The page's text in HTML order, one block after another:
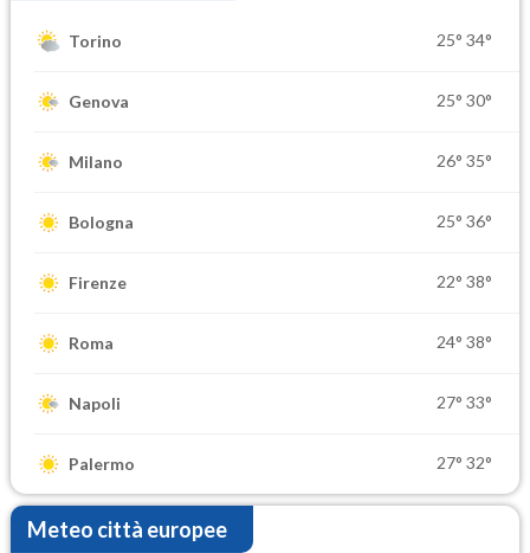
Torino 25° 34°
Genova 25° 30°
Milano 26° 35°
Bologna 25° 36°
Firenze 22° 38°
Roma 24° 38°
Napoli 27° 33°
Palermo 27° 32°
Meteo città europee